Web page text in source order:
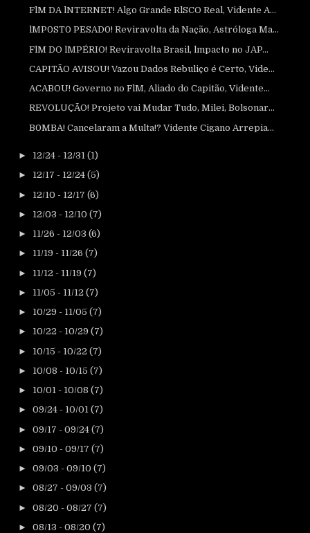
FlM DA lNTERNET! Algo Grande RlSCO Real, Vidente A...
lMP0ST0 PESAD0! Reviravolta da Nação, Astróloga Ma...
FlM DO lMPÉRIO! Reviravolta Brasil, lmpacto no JAP...
CAPITÃO AVISOU! Vazou Dados Rebuliço é Certo, Vide...
ACABOU! Governo no FlM, Aliado do Capitão, Vidente...
REVOLUÇÃO! Projeto vai Mudar Tudo, Milei, Bolsonar...
B0MBA! Cancelaram a Multa!? Vidente Cigano Arrepia...
► 12/24 - 12/31 (1)
► 12/17 - 12/24 (5)
► 12/10 - 12/17 (6)
► 12/03 - 12/10 (7)
► 11/26 - 12/03 (6)
► 11/19 - 11/26 (7)
► 11/12 - 11/19 (7)
► 11/05 - 11/12 (7)
► 10/29 - 11/05 (7)
► 10/22 - 10/29 (7)
► 10/15 - 10/22 (7)
► 10/08 - 10/15 (7)
► 10/01 - 10/08 (7)
► 09/24 - 10/01 (7)
► 09/17 - 09/24 (7)
► 09/10 - 09/17 (7)
► 09/03 - 09/10 (7)
► 08/27 - 09/03 (7)
► 08/20 - 08/27 (7)
► 08/13 - 08/20 (7)